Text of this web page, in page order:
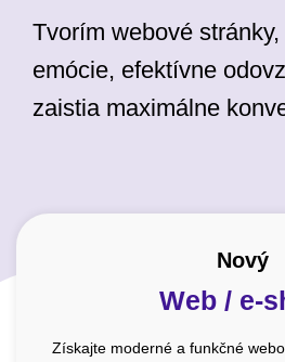
Tvorím webové
emócie, efektívne
zaistia maximálne
Nový
Web / e-
Získajte moderné a funkčné